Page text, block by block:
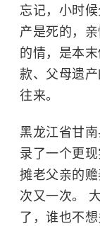
忘记，小时
产是死的，
的情，是本
款、父母遗
往来。
黑龙江省甘
录了一个更
摊老父亲的
次又一次。
了，谁也不